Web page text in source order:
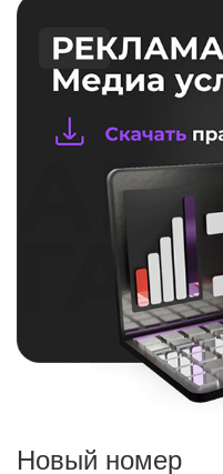
Новый номер